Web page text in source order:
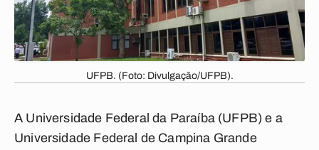
UFPB. (Foto: Divulgação/UFPB).
A Universidade Federal da Paraíba (UFPB) e a
Universidade Federal de Campina Grande